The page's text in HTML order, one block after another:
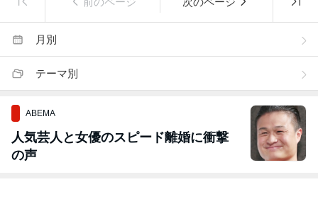
月別
テーマ別
ABEMA
人気芸人と女優のスピード離婚に衝撃
の声